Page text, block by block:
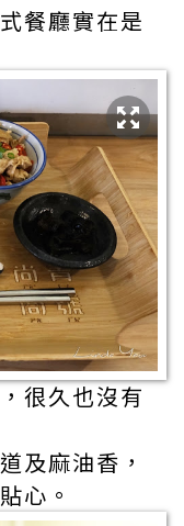
餐廳實在是
很久也沒有
及麻油香，
心。